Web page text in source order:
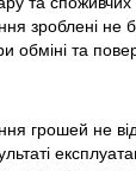
зроблені не
обміні та
грошей не